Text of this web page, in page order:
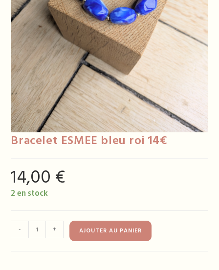
Bracelet ESMEE bleu roi 14€
14,00 €
2 en stock
de
- + AJOUTER AU PANIER